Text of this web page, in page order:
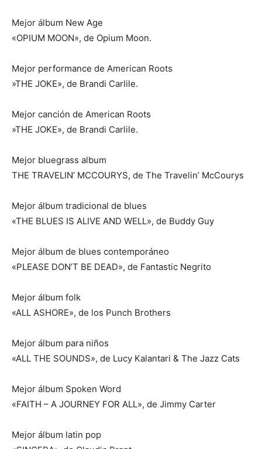
Mejor álbum New Age
«OPIUM MOON», de Opium Moon.
Mejor performance de American Roots
​»THE JOKE», de Brandi Carlile.
Mejor canción de American Roots
​​»THE JOKE», de Brandi Carlile.
Mejor bluegrass album
THE TRAVELIN’ MCCOURYS, de The Travelin’ McCourys
Mejor álbum tradicional de blues
«THE BLUES IS ALIVE AND WELL», de Buddy Guy
Mejor álbum de blues contemporáneo
«PLEASE DON’T BE DEAD», de Fantastic Negrito
Mejor álbum folk
«ALL ASHORE», de los Punch Brothers
Mejor álbum para niños
«ALL THE SOUNDS», de Lucy Kalantari & The Jazz Cats
Mejor álbum Spoken Word
«FAITH – A JOURNEY FOR ALL», de Jimmy Carter
Mejor álbum latin pop